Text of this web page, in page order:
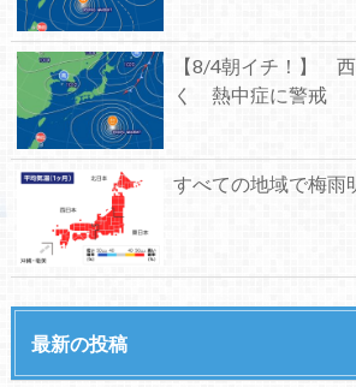
【8/4朝イチ！】
く 熱中症に警戒
すべての地域で梅雨
最新の投稿